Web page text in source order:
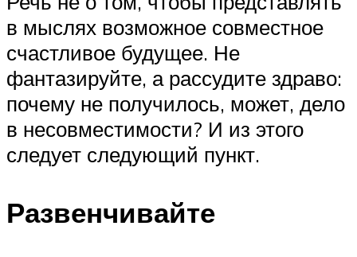
в мыслях возможное совместное
счастливое будущее. Не
фантазируйте, а рассудите здраво:
почему не получилось, может, дело
в несовместимости? И из этого
следует следующий пункт.
Развенчивайте